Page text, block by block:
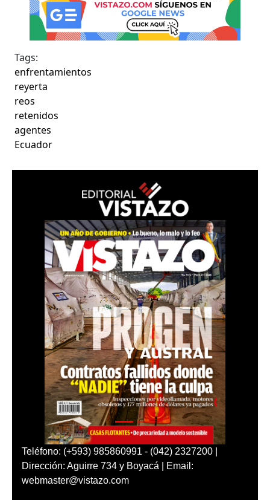
Tags:
enfrentamientos
reyerta
reos
retenidos
agentes
Ecuador
Teléfono: (+593) 985860991 - (042) 2327200 |
Dirección: Aguirre 734 y Boyacá | Email:
webmaster@vistazo.com